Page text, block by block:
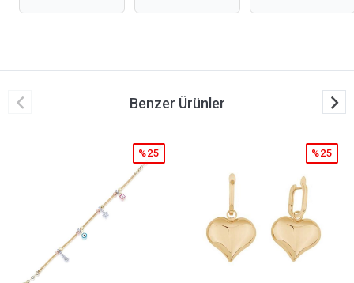
Benzer Ürünler